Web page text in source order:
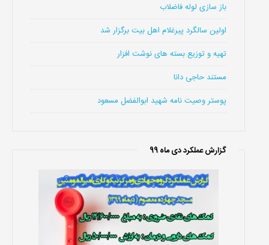
باز سازی لوله فاضلاب
اولین سالگرد پیرغلام اهل بیت برگزار شد
تهیه و توزیع بسته های نوشت افزار
مستند حاجی دانا
پوستر وصیت نامه شهید ابوالفضل مسعود
گزارش عملکرد دی ماه 99